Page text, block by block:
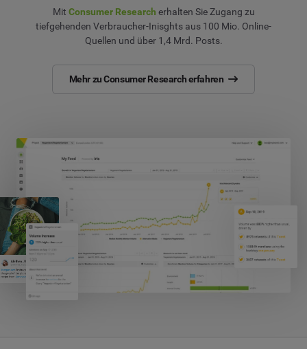
Mit Consumer Research erhalten Sie Zugang zu
tiefgehenden Verbraucher-Inisghts aus 100 Mio. Online-
Quellen und über 1,4 Mrd. Posts.
Mehr zu Consumer Research erfahren